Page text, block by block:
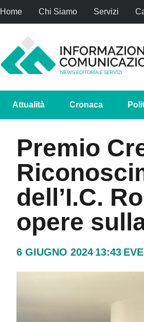
Home Chi Siamo Servizi
Attualità Cronaca
Premio
dell’I.C.
opere
6 GIUGNO 2024 13:43